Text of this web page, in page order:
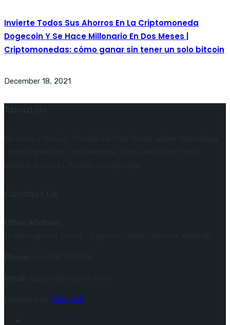
Invierte Todos Sus Ahorros En La Criptomoneda
Dogecoin Y Se Hace Millonario En Dos Meses |
Criptomonedas: cómo ganar sin tener un solo bitcoin
December 18, 2021
DxignLab